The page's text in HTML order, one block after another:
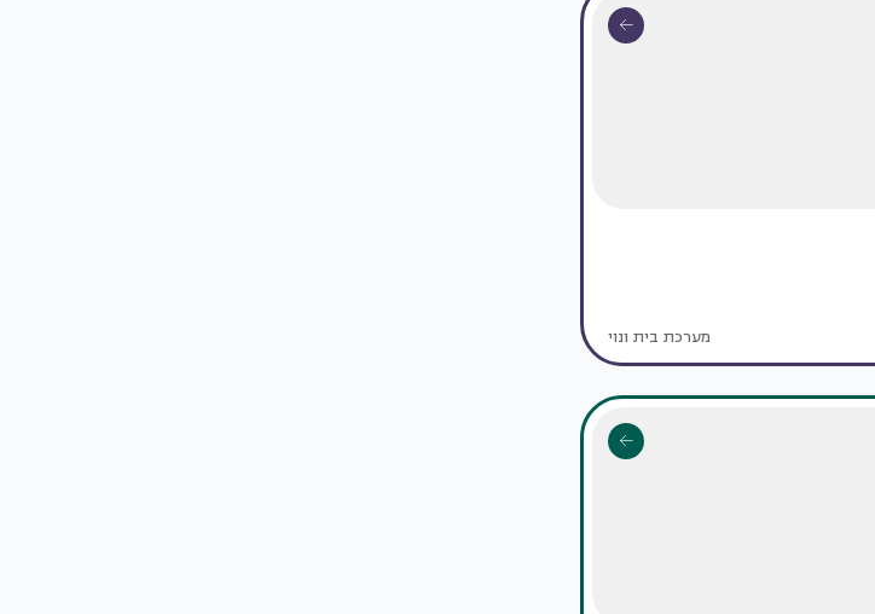
מערכת בית ונוי